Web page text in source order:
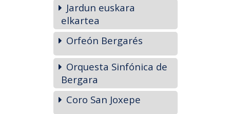
Jardun euskara
elkartea
Orfeón Bergarés
Orquesta Sinfónica de
Bergara
Coro San Joxepe